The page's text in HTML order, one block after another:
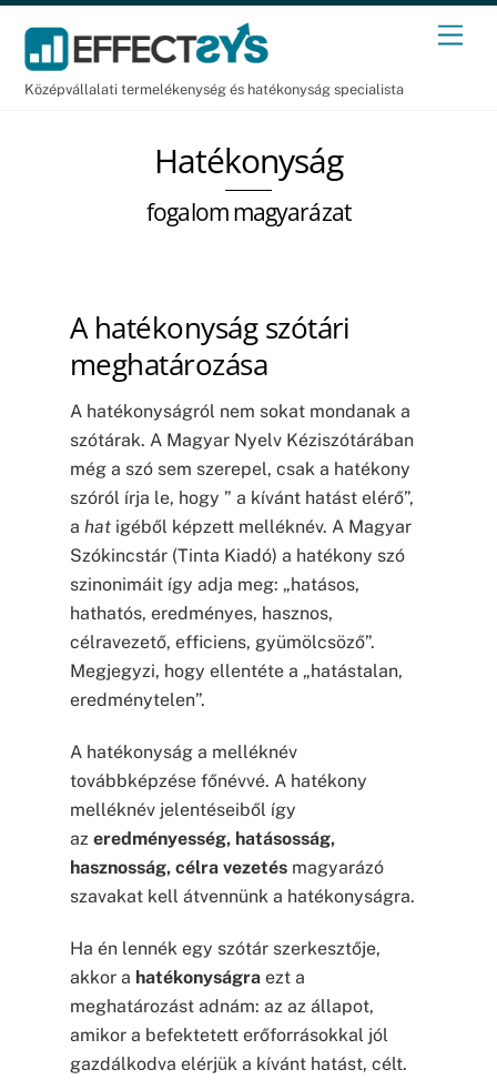
Skip
content
Középvállalati termelékenység és hatékonyság specialista
Hatékonyság
fogalom magyarázat
A hatékonyság szótári
meghatározása
A hatékonyságról nem sokat mondanak a
szótárak. A Magyar Nyelv Kéziszótárában
még a szó sem szerepel, csak a hatékony
szóról írja le, hogy ” a kívánt hatást elérő”,
a hatigéből képzett melléknév. A Magyar
Szókincstár (Tinta Kiadó) a hatékony szó
szinonimáit így adja meg: „hatásos,
hathatós, eredményes, hasznos,
célravezető, efficiens, gyümölcsöző”.
Megjegyzi, hogy ellentéte a „hatástalan,
eredménytelen”.
A hatékonyság a melléknév
továbbképzése főnévvé. A hatékony
melléknév jelentéseiből így
az eredményesség, hatásosság,
hasznosság, célra vezetésmagyarázó
szavakat kell átvennünk a hatékonyságra.
Ha én lennék egy szótár szerkesztője,
akkor a hatékonyságraezt a
meghatározást adnám: az az állapot,
amikor a befektetett erőforrásokkal jól
gazdálkodva elérjük a kívánt hatást, célt.